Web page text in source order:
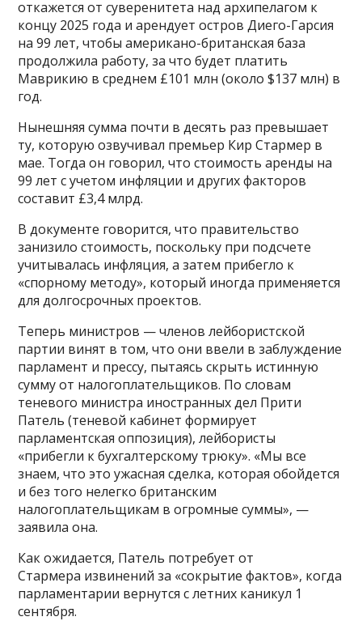
откажется от суверенитета над архипелагом к
концу 2025 года и арендует остров Диего-Гарсия
на 99 лет, чтобы американо-британская база
продолжила работу, за что будет платить
Маврикию в среднем £101 млн (около $137 млн) в
год.
Нынешняя сумма почти в десять раз превышает
ту, которую озвучивал премьер Кир Стармер в
мае. Тогда он говорил, что стоимость аренды на
99 лет с учетом инфляции и других факторов
составит £3,4 млрд.
В документе говорится, что правительство
занизило стоимость, поскольку при подсчете
учитывалась инфляция, а затем прибегло к
«спорному методу», который иногда применяется
для долгосрочных проектов.
Теперь министров — членов лейбористской
партии винят в том, что они ввели в заблуждение
парламент и прессу, пытаясь скрыть истинную
сумму от налогоплательщиков. По словам
теневого министра иностранных дел Прити
Патель (теневой кабинет формирует
парламентская оппозиция), лейбористы
«прибегли к бухгалтерскому трюку». «Мы все
знаем, что это ужасная сделка, которая обойдется
и без того нелегко британским
налогоплательщикам в огромные суммы», —
заявила она.
Как ожидается, Патель потребует от
Стармера извинений за «сокрытие фактов», когда
парламентарии вернутся с летних каникул 1
сентября.